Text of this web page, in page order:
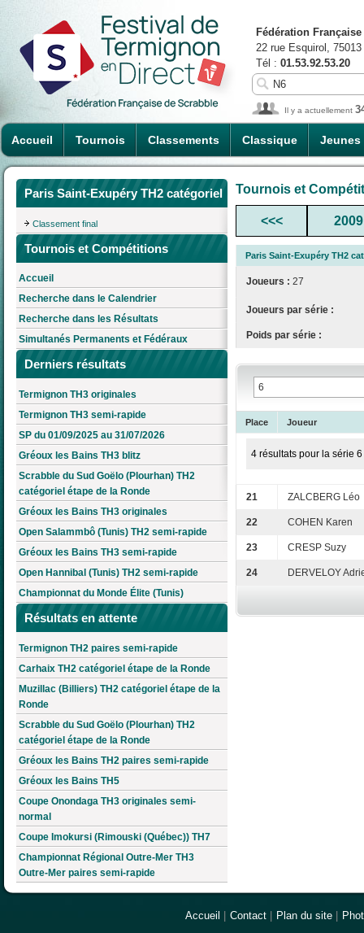
Accueil Tournois Classements Classique Jeunes
Fédération
22 rue Esquirol,
Tél : 01.53.92.53.20
Il y a actuellement
Paris Saint-Exupéry TH2 catégoriel
Classement final
Tournois et Compétitions
Accueil
Recherche dans le Calendrier
Recherche dans les Résultats
Simultanés Permanents et Fédéraux
Derniers résultats
Termignon TH3 originales
Termignon TH3 semi-rapide
SP du 01/09/2025 au 31/07/2026
Gréoux les Bains TH3 blitz
Scrabble du Sud Goëlo (Plourhan) TH2
catégoriel étape de la Ronde
Gréoux les Bains TH3 originales
Open Salammbô (Tunis) TH2 semi-rapide
Gréoux les Bains TH3 semi-rapide
Open Hannibal (Tunis) TH2 semi-rapide
Championnat du Monde Élite (Tunis)
Résultats en attente
Termignon TH2 paires semi-rapide
Carhaix TH2 catégoriel étape de la Ronde
Muzillac (Billiers) TH2 catégoriel étape de la
Ronde
Scrabble du Sud Goëlo (Plourhan) TH2
catégoriel étape de la Ronde
Gréoux les Bains TH2 paires semi-rapide
Gréoux les Bains TH5
Coupe Onondaga TH3 originales semi-
normal
Coupe Imokursi (Rimouski (Québec)) TH7
Championnat Régional Outre-Mer TH3
Outre-Mer paires semi-rapide
Tournois et
<<< 2009
Paris Saint-Exupéry TH2
Joueurs : 27
Joueurs par série :
Poids par série :
Place Joueur
4 résultats pour la série 6
21 ZALCBERG Léo
22 COHEN Karen
23 CRESP Suzy
24 DERVELOY
Accueil Contact Plan du site